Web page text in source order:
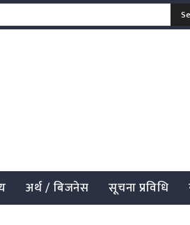
अर्थ / बिजनेस सूचना प्रविधि